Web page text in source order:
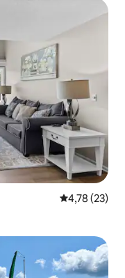
4,78 de uma
4,78 (23)